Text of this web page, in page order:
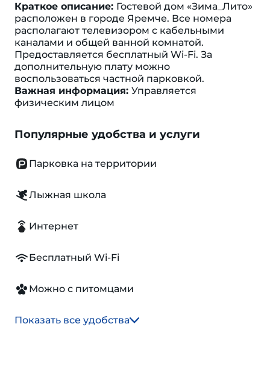
Краткое описание: Гостевой дом «Зима_Лито»
расположен в городе Яремче. Все номера
располагают телевизором с кабельными
каналами и общей ванной комнатой.
Предоставляется бесплатный Wi-Fi. За
дополнительную плату можно
воспользоваться частной парковкой.
Важная информация: Управляется
физическим лицом
Популярные удобства и услуги
Парковка на территории
Лыжная школа
Интернет
Бесплатный Wi-Fi
Можно с питомцами
Показать все удобства